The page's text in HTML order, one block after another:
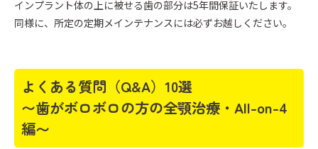
インプラント体の上に被せる歯の部分は5年間保証いたします。
同様に、所定の定期メインテナンスには必ずお越しください。
よくある質問（Q&A）10選
〜歯がボロボロの方の全顎治療・All-on-4
編〜